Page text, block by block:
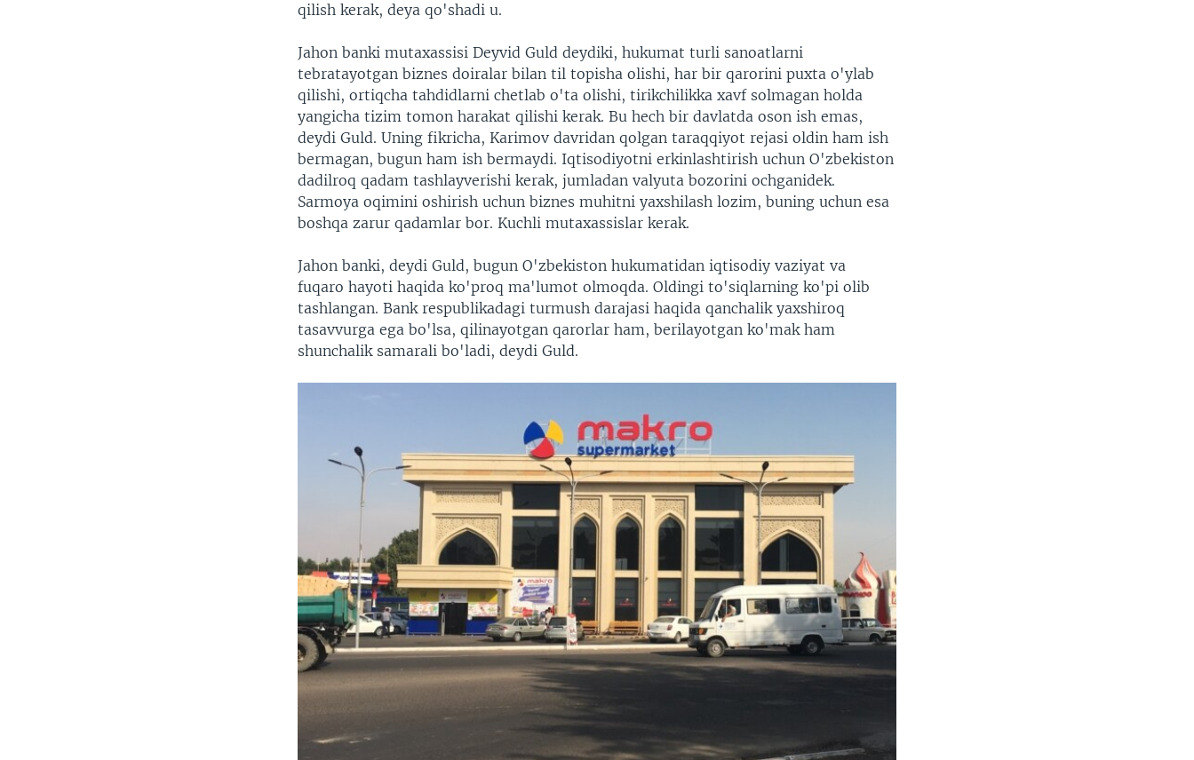
qilish kerak, deya qo'shadi u.
Jahon banki mutaxassisi Deyvid Guld deydiki, hukumat turli sanoatlarni
tebratayotgan biznes doiralar bilan til topisha olishi, har bir qarorini puxta o'ylab
qilishi, ortiqcha tahdidlarni chetlab o'ta olishi, tirikchilikka xavf solmagan holda
yangicha tizim tomon harakat qilishi kerak. Bu hech bir davlatda oson ish emas,
deydi Guld. Uning fikricha, Karimov davridan qolgan taraqqiyot rejasi oldin ham ish
bermagan, bugun ham ish bermaydi. Iqtisodiyotni erkinlashtirish uchun O'zbekiston
dadilroq qadam tashlayverishi kerak, jumladan valyuta bozorini ochganidek.
Sarmoya oqimini oshirish uchun biznes muhitni yaxshilash lozim, buning uchun esa
boshqa zarur qadamlar bor. Kuchli mutaxassislar kerak.
Jahon banki, deydi Guld, bugun O'zbekiston hukumatidan iqtisodiy vaziyat va
fuqaro hayoti haqida ko'proq ma'lumot olmoqda. Oldingi to'siqlarning ko'pi olib
tashlangan. Bank respublikadagi turmush darajasi haqida qanchalik yaxshiroq
tasavvurga ega bo'lsa, qilinayotgan qarorlar ham, berilayotgan ko'mak ham
shunchalik samarali bo'ladi, deydi Guld.